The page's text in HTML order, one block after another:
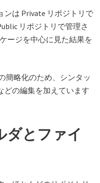
は Private リポジトリで
リポジトリで管理さ
ージを中心に見た結果を
簡略化のため、シンタッ
どの編集を加えています
ダとファイ